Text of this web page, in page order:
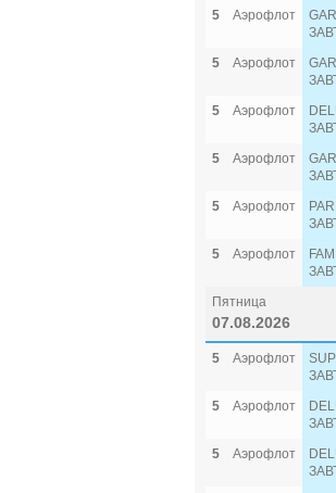
5 Аэрофлот
5
Аэрофлот
5
Аэрофлот
5
Аэрофлот
5
Аэрофлот
5
Аэрофлот
Пятница
07.08.2026
5 Аэрофлот
5
Аэрофлот
5
Аэрофлот